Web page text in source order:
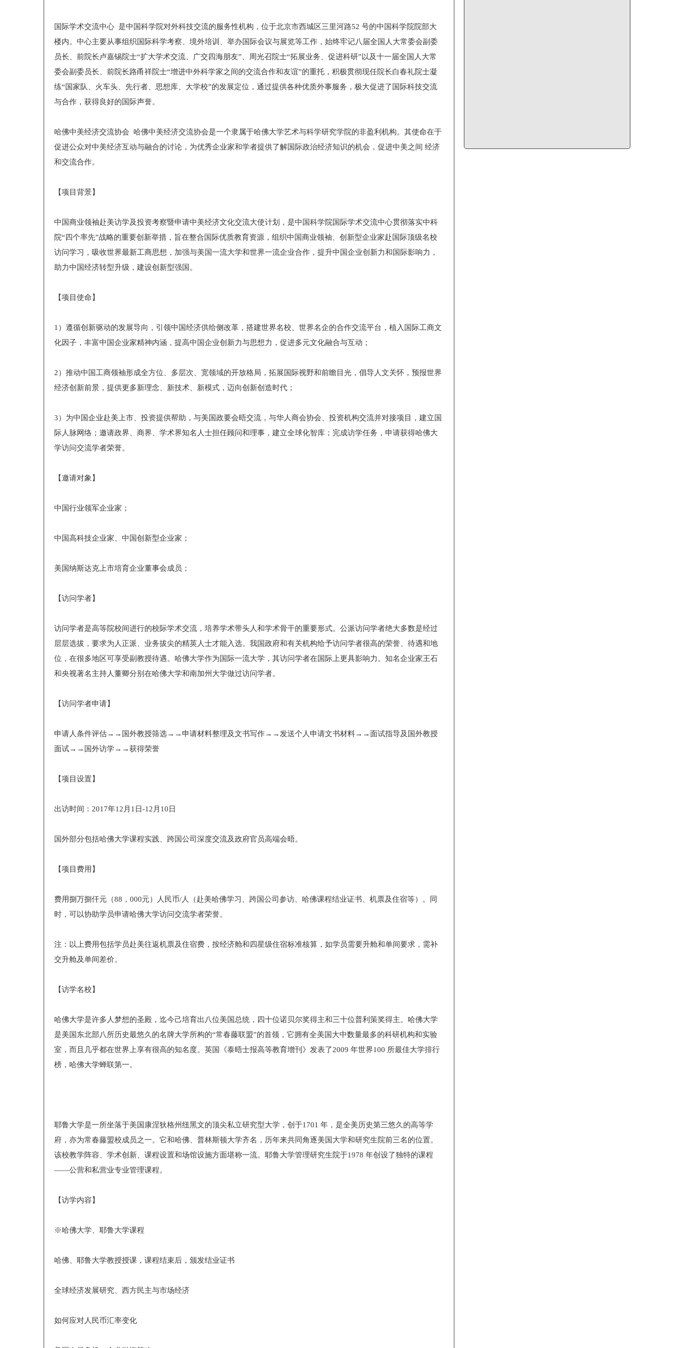
国际学术交流中心 是中国科学院对外科技交流的服务性机构，位于北京市西城区三里河路52 号的中国科学院院部大
楼内。中心主要从事组织国际科学考察、境外培训、举办国际会议与展览等工作，始终牢记八届全国人大常委会副委
员长、前院长卢嘉锡院士“扩大学术交流、广交四海朋友”、周光召院士“拓展业务、促进科研”以及十一届全国人大常
委会副委员长、前院长路甬祥院士“增进中外科学家之间的交流合作和友谊”的重托，积极贯彻现任院长白春礼院士凝
练“国家队、火车头、先行者、思想库、大学校”的发展定位，通过提供各种优质外事服务，极大促进了国际科技交流
与合作，获得良好的国际声誉。
哈佛中美经济交流协会 哈佛中美经济交流协会是一个隶属于哈佛大学艺术与科学研究学院的非盈利机构。其使命在于
促进公众对中美经济互动与融合的讨论，为优秀企业家和学者提供了解国际政治经济知识的机会，促进中美之间 经济
和交流合作。
【项目背景】
中国商业领袖赴美访学及投资考察暨申请中美经济文化交流大使计划，是中国科学院国际学术交流中心贯彻落实中科
院“四个率先”战略的重要创新举措，旨在整合国际优质教育资源，组织中国商业领袖、创新型企业家赴国际顶级名校
访问学习，吸收世界最新工商思想，加强与美国一流大学和世界一流企业合作，提升中国企业创新力和国际影响力，
助力中国经济转型升级，建设创新型强国。
【项目使命】
1）遵循创新驱动的发展导向，引领中国经济供给侧改革，搭建世界名校、世界名企的合作交流平台，植入国际工商文
化因子，丰富中国企业家精神内涵，提高中国企业创新力与思想力，促进多元文化融合与互动；
2）推动中国工商领袖形成全方位、多层次、宽领域的开放格局，拓展国际视野和前瞻目光，倡导人文关怀，预报世界
经济创新前景，提供更多新理念、新技术、新模式，迈向创新创造时代；
3）为中国企业赴美上市、投资提供帮助，与美国政要会晤交流，与华人商会协会、投资机构交流并对接项目，建立国
际人脉网络；邀请政界、商界、学术界知名人士担任顾问和理事，建立全球化智库；完成访学任务，申请获得哈佛大
学访问交流学者荣誉。
【邀请对象】
中国行业领军企业家；
中国高科技企业家、中国创新型企业家；
美国纳斯达克上市培育企业董事会成员；
【访问学者】
访问学者是高等院校间进行的校际学术交流，培养学术带头人和学术骨干的重要形式。公派访问学者绝大多数是经过
层层选拔，要求为人正派、业务拔尖的精英人士才能入选。我国政府和有关机构给予访问学者很高的荣誉、待遇和地
位，在很多地区可享受副教授待遇。哈佛大学作为国际一流大学，其访问学者在国际上更具影响力。知名企业家王石
和央视著名主持人董卿分别在哈佛大学和南加州大学做过访问学者。
【访问学者申请】
申请人条件评估→→国外教授筛选→→申请材料整理及文书写作→→发送个人申请文书材料→→面试指导及国外教授
面试→→国外访学→→获得荣誉
【项目设置】
出访时间：2017年12月1日-12月10日
国外部分包括哈佛大学课程实践、跨国公司深度交流及政府官员高端会晤。
【项目费用】
费用捌万捌仟元（88，000元）人民币/人（赴美哈佛学习、跨国公司参访、哈佛课程结业证书、机票及住宿等）。同
时，可以协助学员申请哈佛大学访问交流学者荣誉。
注：以上费用包括学员赴美往返机票及住宿费，按经济舱和四星级住宿标准核算，如学员需要升舱和单间要求，需补
交升舱及单间差价。
【访学名校】
哈佛大学是许多人梦想的圣殿，迄今己培育出八位美国总统，四十位诺贝尔奖得主和三十位普利策奖得主。哈佛大学
是美国东北部八所历史最悠久的名牌大学所构的“常春藤联盟”的首领，它拥有全美国大中数量最多的科研机构和实验
室，而且几乎都在世界上享有很高的知名度。英国《泰晤士报高等教育增刊》发表了2009 年世界100 所最佳大学排行
榜，哈佛大学蝉联第一。
耶鲁大学是一所坐落于美国康涅狄格州纽黑文的顶尖私立研究型大学，创于1701 年，是全美历史第三悠久的高等学
府，亦为常春藤盟校成员之一。它和哈佛、普林斯顿大学齐名，历年来共同角逐美国大学和研究生院前三名的位置。
该校教学阵容、学术创新、课程设置和场馆设施方面堪称一流。耶鲁大学管理研究生院于1978 年创设了独特的课程
——公营和私营业专业管理课程。
【访学内容】
※哈佛大学、耶鲁大学课程
哈佛、耶鲁大学教授授课，课程结束后，颁发结业证书
全球经济发展研究、西方民主与市场经济
如何应对人民币汇率变化